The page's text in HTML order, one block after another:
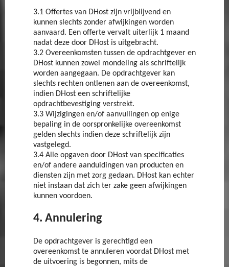
3.1 Offertes van DHost zijn vrijblijvend en
kunnen slechts zonder afwijkingen worden
aanvaard. Een offerte vervalt uiterlijk 1 maand
nadat deze door DHost is uitgebracht.
3.2 Overeenkomsten tussen de opdrachtgever en
DHost kunnen zowel mondeling als schriftelijk
worden aangegaan. De opdrachtgever kan
slechts rechten ontlenen aan de overeenkomst,
indien DHost een schriftelijke
opdrachtbevestiging verstrekt.
3.3 Wijzigingen en/of aanvullingen op enige
bepaling in de oorspronkelijke overeenkomst
gelden slechts indien deze schriftelijk zijn
vastgelegd.
3.4 Alle opgaven door DHost van specificaties
en/of andere aanduidingen van producten en
diensten zijn met zorg gedaan. DHost kan echter
niet instaan dat zich ter zake geen afwijkingen
kunnen voordoen.
4. Annulering
De opdrachtgever is gerechtigd een
overeenkomst te annuleren voordat DHost met
de uitvoering is begonnen, mits de